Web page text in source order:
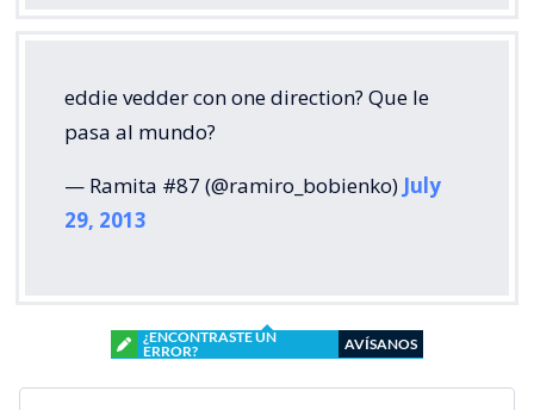
eddie vedder con one direction? Que le
pasa al mundo?
— Ramita #87 (@ramiro_bobienko) July
29, 2013
¿ENCONTRASTE UN
ERROR?
AVÍSANOS